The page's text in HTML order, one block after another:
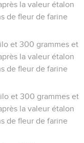
la valeur étalon
de fleur de farine
et 300 grammes et
la valeur étalon
de fleur de farine
et 300 grammes et
la valeur étalon
de fleur de farine